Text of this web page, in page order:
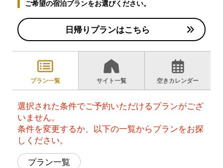
ご希望の宿泊プランをお選びください。
日帰りプランはこちら
プラン一覧 サイト一覧 空きカレンダー
選択された条件でご予約いただけるプランがござ
いません。
条件を変更するか、以下の一覧からプランをお探
しください。
プラン一覧